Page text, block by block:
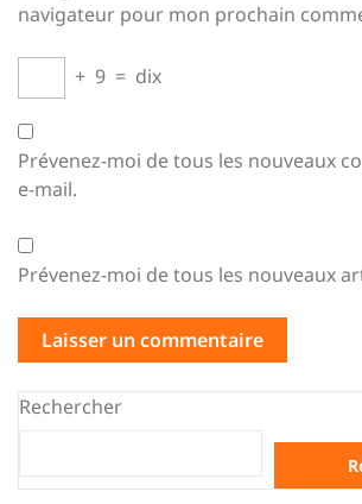
navigateur pour mon prochain
+ 9 = dix
Prévenez-moi de tous les nouveaux
e-mail.
Prévenez-moi de tous les nouveaux
Rechercher